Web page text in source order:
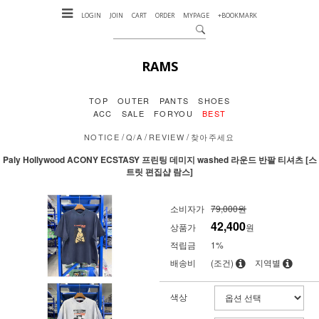
LOGIN JOIN CART ORDER MYPAGE +BOOKMARK
RAMS
TOP OUTER PANTS
SHOES
ACC
SALE FORYOU BEST
NOTICE /Q/A /REVIEW /찾아주세요
Paly Hollywood ACONY ECSTASY 프린팅 데미지 washed 라운드 반팔 티셔츠 [스
트릿 편집샵 람스]
소비자가 79,000원
상품가
42,400원
적립금
1%
배송비
(조건) 지역별
색상